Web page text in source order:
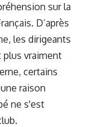
sur la
D’après
les dirigeants
plus vraiment
certains
raison
ne s'est